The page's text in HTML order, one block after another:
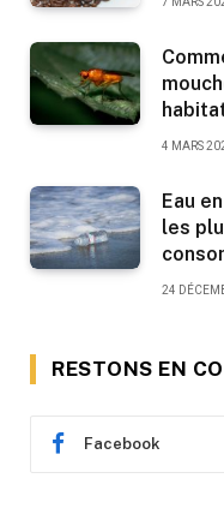
4 MARS
Eau
les
24
RESTONS EN
Facebook